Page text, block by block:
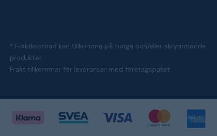
* Fraktkostnad kan tillkomma på tunga och/eller skrymmande
produkter
Frakt tillkommer för leveranser med företagspaket